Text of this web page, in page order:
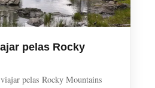
pelas Rocky
pelas Rocky Mountains